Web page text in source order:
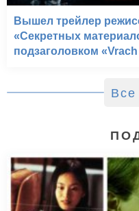
Вышел трейлер
«Секретных
подзаголовком
Все